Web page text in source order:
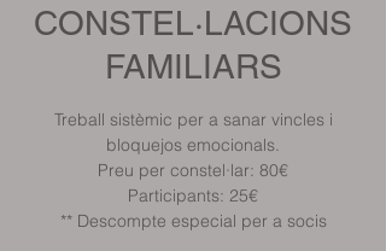
CONSTEL·LACIONS
FAMILIARS
Treball sistèmic per a sanar vincles i
bloquejos emocionals.
Preu per constel·lar: 80€
Participants: 25€
** Descompte especial per a socis